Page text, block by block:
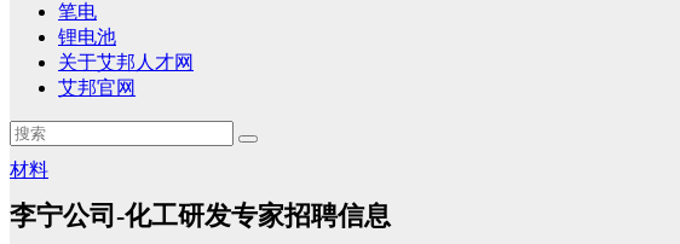
笔电
锂电池
关于艾邦人才网
艾邦官网
材料
李宁公司-化工研发专家招聘信息